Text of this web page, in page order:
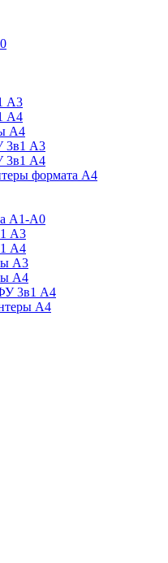
А3
А4
А4
3в1 А3
3в1 А4
формата А4
А1-А0
А3
А4
А3
А4
3в1 А4
А4